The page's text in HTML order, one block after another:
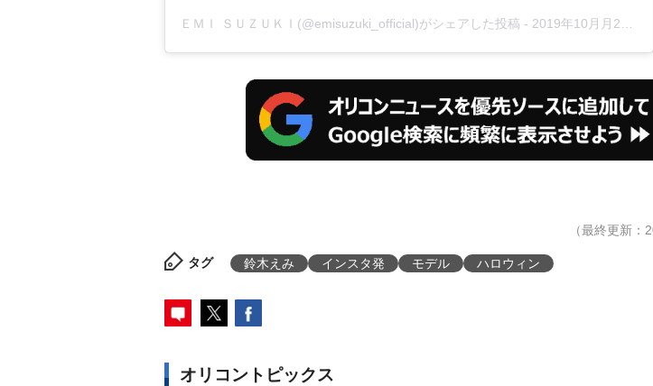
ＥＭＩ ＳＵＺＵＫＩ (@emisuzuki_official)がシェアした投稿 - 2019年10月月27日午後7時29分PDT
（最終更新：
タグ 鈴木えみ インスタ発 モデル ハロウィン
オリコントピックス